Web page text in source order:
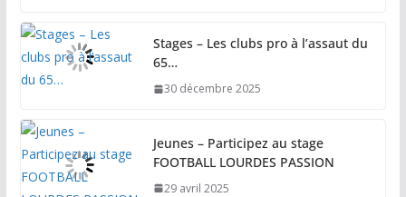
Stages – Les clubs pro à l’assaut du
65…
30 décembre 2025
Jeunes – Participez au stage
FOOTBALL LOURDES PASSION
29 avril 2025